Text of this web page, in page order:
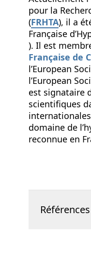
pour la
(FRHTA), il a
Française
). Il est
Française de
l’European
l’European
est signataire
scientifiques
domaine de
reconnue en
Références